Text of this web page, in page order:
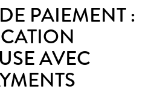
PAIEMENT :
AVEC